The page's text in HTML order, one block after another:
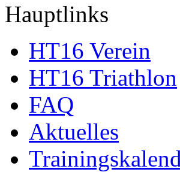
Hauptlinks
HT16 Verein
HT16 Triathlon
FAQ
Aktuelles